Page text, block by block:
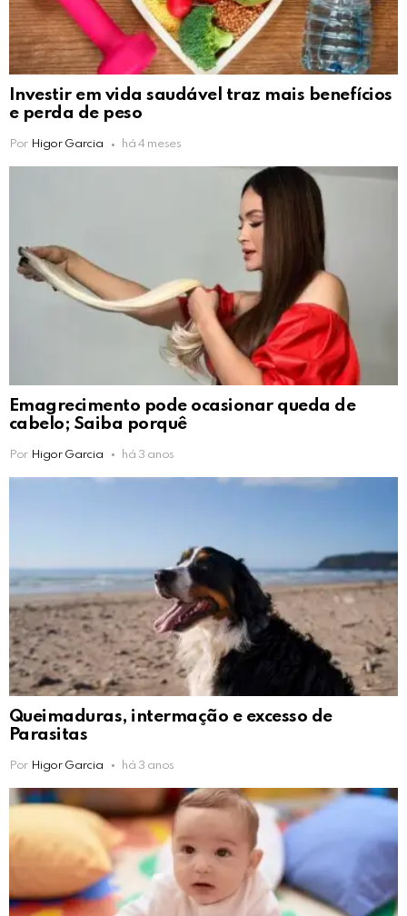
Investir em vida saudável traz mais benefícios
e perda de peso
Por Higor Garcia há 4 meses
Emagrecimento pode ocasionar queda de
cabelo; Saiba porquê
Por Higor Garcia há 3 anos
Queimaduras, intermação e excesso de
Parasitas
Por Higor Garcia há 3 anos